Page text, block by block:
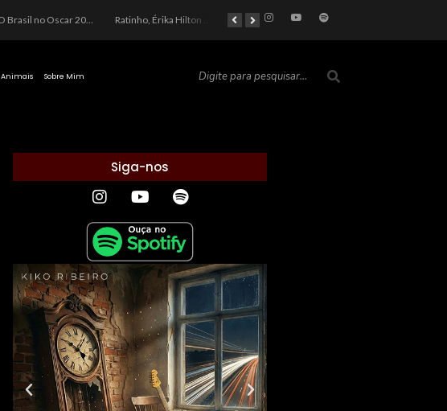
O Brasil no Oscar 2026: Entre a Cota do Politicamente Correto e a Realidade das Telas Ratinho, Érika Hilton e a Farsa Política: Quem Ganha com o Barulho no País de Bobson? As controvérsias que marcam o cenário político e econômico nacional
Animais Sobre Mim
Siga-nos